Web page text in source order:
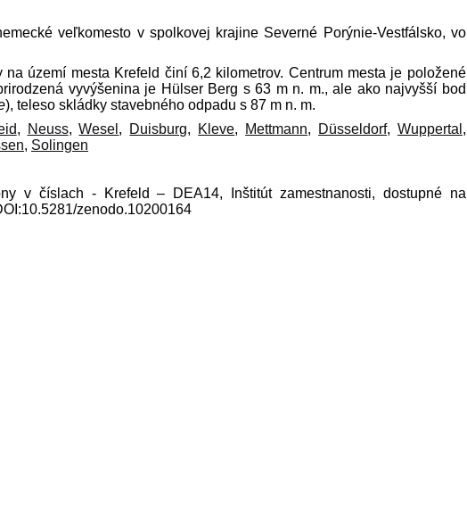
veľkomesto v spolkovej krajine Severné Porýnie-Vestfálsko, vo
území mesta Krefeld činí 6,2 kilometrov. Centrum mesta je položené
vyvýšenina je Hülser Berg s 63 m n. m., ale ako najvyšší bod
), teleso skládky stavebného odpadu s 87 m n. m.
, Neuss,Wesel , Duisburg, Kleve, Mettmann, Düsseldorf, Wuppertal ,
, Solingen
v číslach - Krefeld – DEA14, Inštitút zamestnanosti, dostupné na
zenodo.10200164